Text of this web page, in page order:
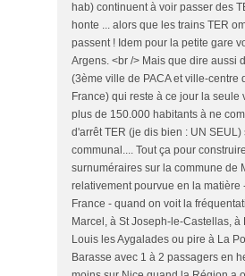
hab) continuent à voir passer des
honte ... alors que les trains TER
passent ! Idem pour la petite gare
Argens. <br /> Mais que dire aussi
(3ème ville de PACA et ville-centre
France) qui reste à ce jour la seule
plus de 150.000 habitants à ne
d'arrêt TER (je dis bien : UN SEUL)
communal.... Tout ça pour
surnuméraires sur la commune de
relativement pourvue en la matière
France - quand on voit la
Marcel, à St Joseph-le-Castellas, à
Louis les Aygalades ou pire à La
Barasse avec 1 à 2 passagers en